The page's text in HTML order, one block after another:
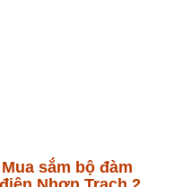
sắm bộ đàm